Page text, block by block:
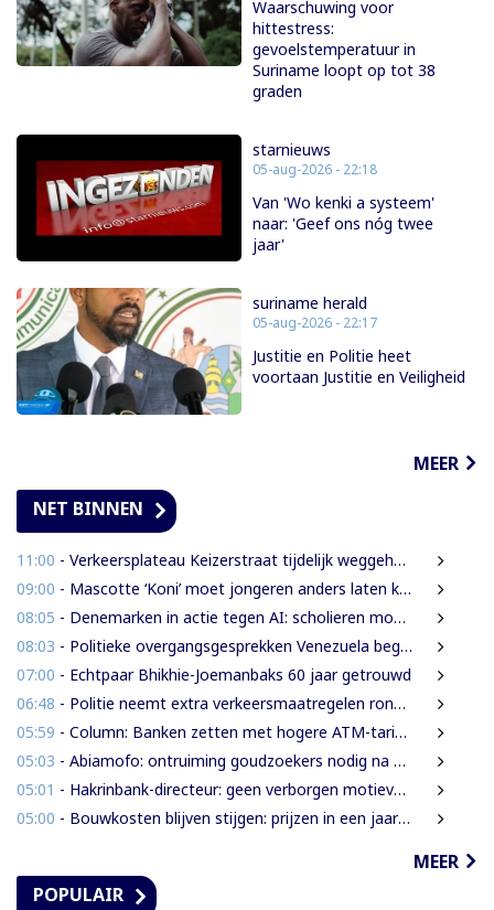
Waarschuwing voor
hittestress:
gevoelstemperatuur in
Suriname loopt op tot 38
graden
starnieuws
05-aug-2026 - 22:18
Van 'Wo kenki a systeem'
naar: 'Geef ons nóg twee
jaar'
suriname herald
05-aug-2026 - 22:17
Justitie en Politie heet
voortaan Justitie en Veiligheid
MEER
NET BINNEN
11:00 - Verkeersplateau Keizerstraat tijdelijk weggehaald vanwege chaos rond Domineestraat
09:00 - Mascotte ‘Koni’ moet jongeren anders laten kijken naar Surinaamse houtsector
08:05 - Denemarken in actie tegen AI: scholieren moeten extra mondelinge examens doen
08:03 - Politieke overgangsgesprekken Venezuela beginnen zonder Machado
07:00 - Echtpaar Bhikhie-Joemanbaks 60 jaar getrouwd
06:48 - Politie neemt extra verkeersmaatregelen rond afgesloten Domineestraat
05:59 - Column: Banken zetten met hogere ATM-tarieven digitale economie op achterstand
05:03 - Abiamofo: ontruiming goudzoekers nodig na dodelijke risico’s in Moeroekreek en 21 Bergi
05:01 - Hakrinbank-directeur: geen verborgen motieven bij verkoop DSB-belang
05:00 - Bouwkosten blijven stijgen: prijzen in een jaar tijd gemiddeld 7,3% hoger
MEER
POPULAIR